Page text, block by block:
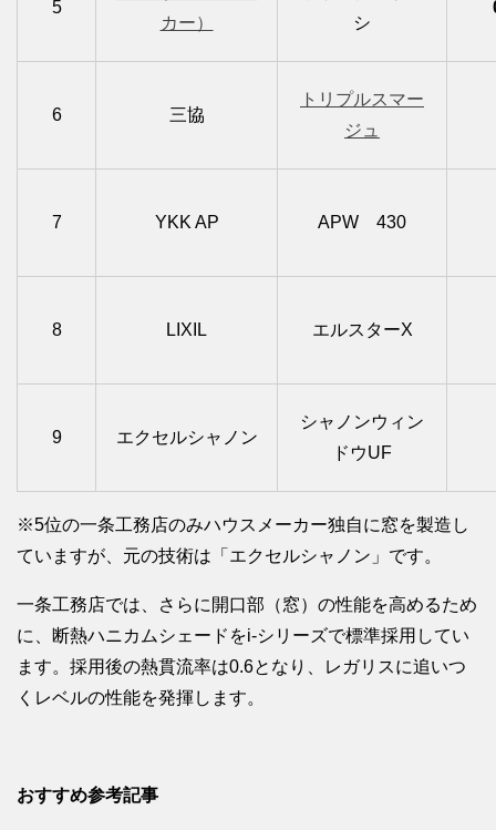
5
カー）
シ
6 三協
トリプルスマー
ジュ
7 YKK AP APW 430
8 LIXIL エルスターX
9 エクセルシャノン
シャノンウィン
ドウUF
※5位の一条工務店のみハウスメーカー独自に窓を製造し
ていますが、元の技術は「エクセルシャノン」です。
一条工務店では、さらに開口部（窓）の性能を高めるため
に、断熱ハニカムシェードをi-シリーズで標準採用してい
ます。採用後の熱貫流率は0.6となり、レガリスに追いつ
くレベルの性能を発揮します。
おすすめ参考記事